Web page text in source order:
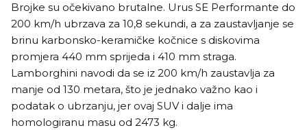
Brojke su očekivano brutalne. Urus SE Performante do
200 km/h ubrzava za 10,8 sekundi, a za zaustavljanje se
brinu karbonsko-keramičke kočnice s diskovima
promjera 440 mm sprijeda i 410 mm straga.
Lamborghini navodi da se iz 200 km/h zaustavlja za
manje od 130 metara, što je jednako važno kao i
podatak o ubrzanju, jer ovaj SUV i dalje ima
homologiranu masu od 2473 kg.